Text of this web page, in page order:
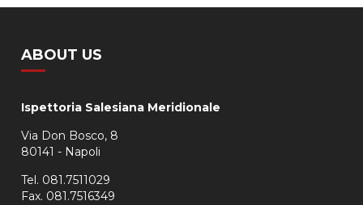
ABOUT US
Ispettoria Salesiana Meridionale
Via Don Bosco, 8
80141 - Napoli
Tel. 081.7511029
Fax. 081.7516349